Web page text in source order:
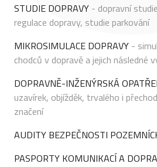
STUDIE DOPRAVY - dopravní
regulace dopravy, studie parkování
MIKROSIMULACE DOPRAVY -
chodců v dopravě a jejich následné
DOPRAVNĚ-INŽENÝRSKÁ
uzavírek, objížděk, trvalého i
značení
AUDITY BEZPEČNOSTI
PASPORTY KOMUNIKACÍ A